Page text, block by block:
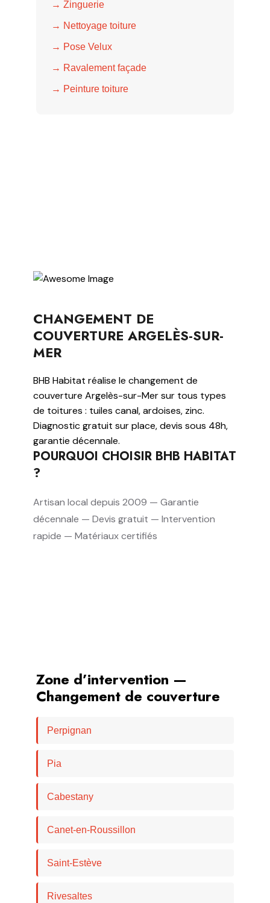
→ Zinguerie
→ Nettoyage toiture
→ Pose Velux
→ Ravalement façade
→ Peinture toiture
CHANGEMENT DE
COUVERTURE ARGELÈS-SUR-
MER
BHB Habitat réalise le changement de
couverture Argelès-sur-Mer sur tous types
de toitures : tuiles canal, ardoises, zinc.
Diagnostic gratuit sur place, devis sous 48h,
garantie décennale.
POURQUOI CHOISIR BHB HABITAT
?
Artisan local depuis 2009 — Garantie
décennale — Devis gratuit — Intervention
rapide — Matériaux certifiés
Zone d’intervention —
Changement de couverture
Perpignan
Pia
Cabestany
Canet-en-Roussillon
Saint-Estève
Rivesaltes